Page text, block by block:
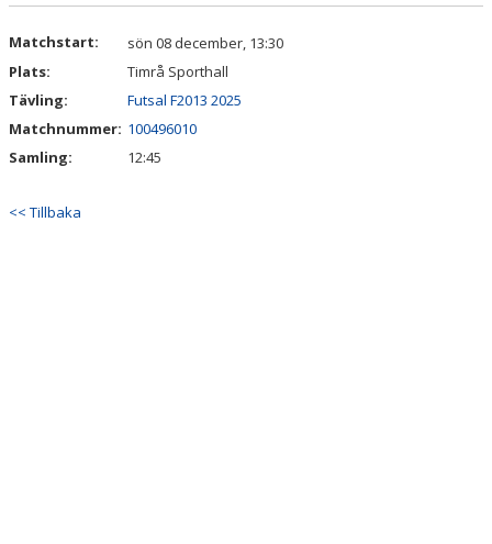
KONTAKT
Matchstart:
sön 08 december, 13:30
Plats:
Timrå Sporthall
Tävling:
Futsal F2013 2025
Matchnummer: 100496010
Samling:
12:45
<< Tillbaka